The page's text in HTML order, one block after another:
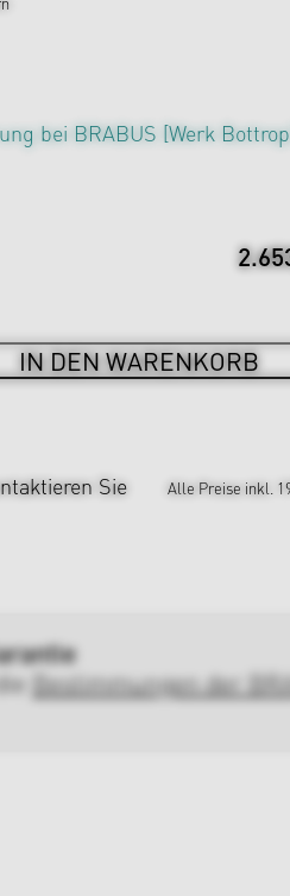
bei BRABUS [Werk
IN DEN WARENKORB
Sie
Alle Preise inkl.
Bestimmungen der